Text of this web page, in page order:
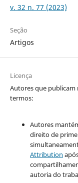
v. 32 n. 77 (2023)
Seção
Artigos
Licença
Autores que publicam
termos:
Autores
direito de
Attribution
autoria do